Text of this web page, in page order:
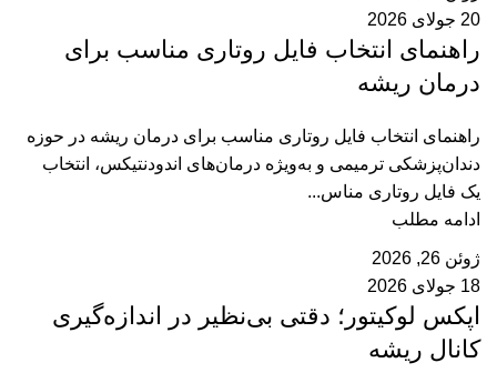
20 جولای 2026
راهنمای انتخاب فایل روتاری مناسب برای
درمان ریشه
راهنمای انتخاب فایل روتاری مناسب برای درمان ریشه در حوزه
دندان‌پزشکی ترمیمی و به‌ویژه درمان‌های اندودنتیکس، انتخاب
یک فایل روتاری مناس...
ادامه مطلب
ژوئن 26, 2026
18 جولای 2026
اپکس لوکیتور؛ دقتی بی‌نظیر در اندازه‌گیری
کانال ریشه